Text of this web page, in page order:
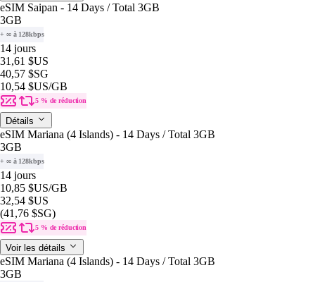
eSIM Saipan - 14 Days / Total 3GB
3GB
+ ∞ à 128kbps
14 jours
31,61 $US
40,57 $SG
10,54 $US/GB
5 % de réduction
Détails
eSIM Mariana (4 Islands) - 14 Days / Total 3GB
3GB
+ ∞ à 128kbps
14 jours
10,85 $US/GB
32,54 $US
(41,76 $SG)
5 % de réduction
Voir les détails
eSIM Mariana (4 Islands) - 14 Days / Total 3GB
3GB